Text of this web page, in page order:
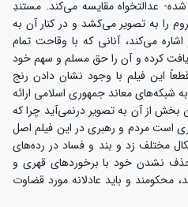
عدالتخواه مقایسه می‌کند. مستندِ
را به تصویر می‌کشد و در کنار آن به
می‌کند، آنانی که با وقاحت تمام
کرده و آن را حق مسلم و سهم خود
این فیلم با وجود نشان دادن رنج
شبکه‌های معاند جمهوری اسلامی ارائه
از آن به تصویر درنمی‌آید چرا که
است مردم و رهبری در این فیلم اصل
مختلف زد و بند و فساد در رده‌های
حذف نشدن خود با برخوردهای قهری و
و باید عادلانه مورد قضاوت